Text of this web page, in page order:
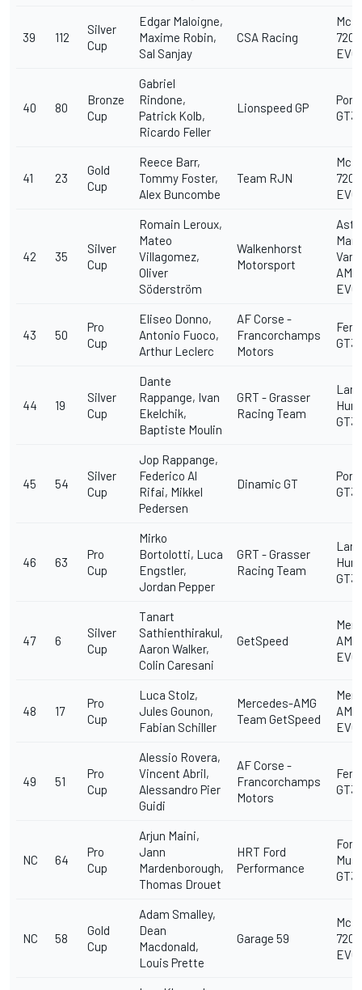
39 112
Silver
Cup
Edgar Maloigne,
Maxime Robin,
Sal Sanjay
CSA Racing
EVO
40 80
Bronze
Cup
Gabriel
Rindone,
Patrick Kolb,
Ricardo Feller
Lionspeed GP
GT3
41 23
Gold
Cup
Reece Barr,
Tommy Foster,
Alex Buncombe
Team RJN
EVO
42 35
Silver
Cup
Romain Leroux,
Mateo
Villagomez,
Oliver
Söderström
Walkenhorst
Motorsport
EVO
43 50
Pro
Cup
Eliseo Donno,
Antonio Fuoco,
Arthur Leclerc
AF Corse -
Francorchamps
Motors
GT3
44 19
Silver
Cup
Dante
Rappange, Ivan
Ekelchik,
Baptiste Moulin
GRT - Grasser
Racing Team
GT3
45 54
Silver
Cup
Jop Rappange,
Federico Al
Rifai, Mikkel
Pedersen
Dinamic GT
GT3
46 63
Pro
Cup
Mirko
Bortolotti, Luca
Engstler,
Jordan Pepper
GRT - Grasser
Racing Team
GT3
47 6
Silver
Cup
Tanart
Sathienthirakul,
Aaron Walker,
Colin Caresani
GetSpeed
EVO
48 17
Pro
Cup
Luca Stolz,
Jules Gounon,
Fabian Schiller
Mercedes-AMG
Team GetSpeed
EVO
49 51
Pro
Cup
Alessio Rovera,
Vincent Abril,
Alessandro Pier
Guidi
AF Corse -
Francorchamps
Motors
GT3
NC 64
Pro
Cup
Arjun Maini,
Jann
Mardenborough,
Thomas Drouet
HRT Ford
Performance
Ford
GT3
NC 58
Gold
Cup
Adam Smalley,
Dean
Macdonald,
Louis Prette
Garage 59
EVO